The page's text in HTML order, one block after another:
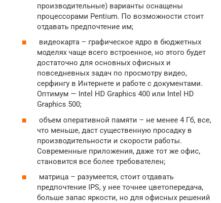
производительные) варианты оснащены
процессорами Pentium. По возможности стоит
отдавать предпочтение им;
видеокарта – графическое ядро в бюджетных
моделях чаще всего встроенное, но этого будет
достаточно для основных офисных и
повседневных задач по просмотру видео,
серфингу в Интернете и работе с документами.
Оптимум — Intel HD Graphics 400 или Intel HD
Graphics 500;
объем оперативной памяти – не менее 4 Гб, все,
что меньше, даст существенную просадку в
производительности и скорости работы.
Современные приложения, даже тот же офис,
становится все более требователен;
матрица – разумеется, стоит отдавать
предпочтение IPS, у нее точнее цветопередача,
больше запас яркости, но для офисных решений